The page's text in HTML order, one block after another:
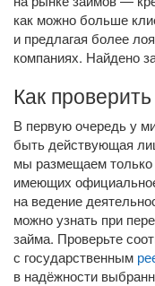
как можно больше
и предлагая более
компаниях. Найдено
Как
В первую очередь у
быть действующая
мы размещаем только
имеющих
на ведение
можно узнать при
займа. Проверьте
с государственным
в надёжности